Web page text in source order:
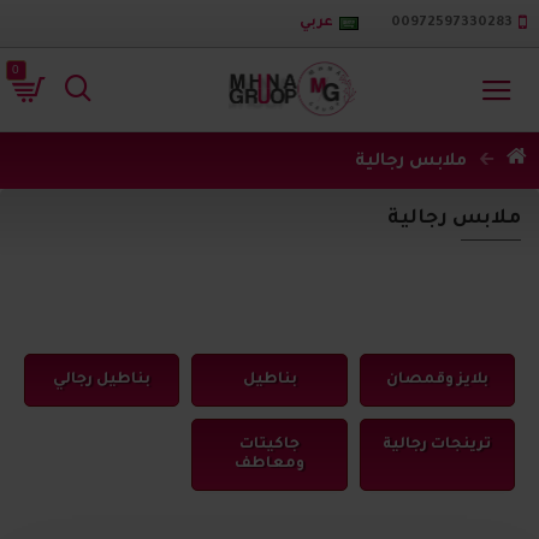
00972597330283 عربي
0
ملابس رجالية
ملابس رجالية
بلايز وقمصان بناطيل بناطيل رجالي
ترينجات رجالية
جاكيتات
ومعاطف